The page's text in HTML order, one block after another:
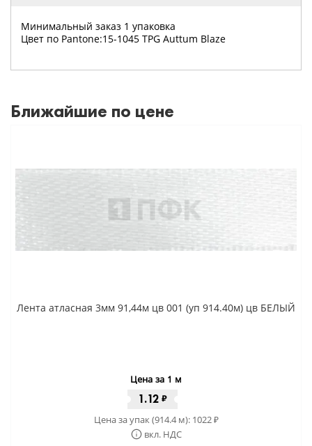
Минимальный заказ 1 упаковка
Цвет по Pantone:15-1045 TPG Auttum Blaze
Ближайшие по цене
Лента атласная 3мм 91,44м цв 001 (уп 914.40м) цв БЕЛЫЙ
Цена за 1 м
1.12 ₽
Цена за упак (914.4 м): 1022₽
вкл. НДС